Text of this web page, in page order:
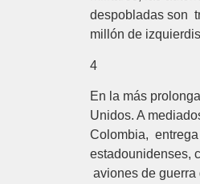
despobladas son
millón de
4
En la más
Unidos. A
Colombia,
estadounidenses,
aviones de